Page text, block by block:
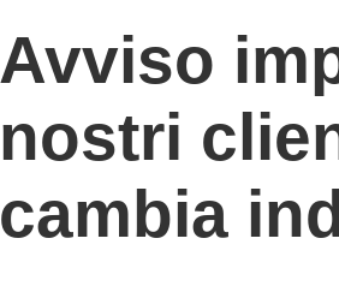
Avviso
nostri
cambia